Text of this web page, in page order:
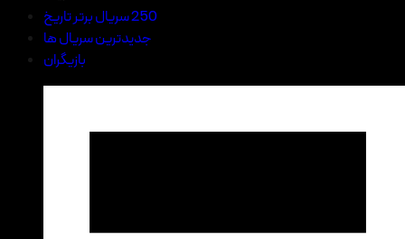
250 سریال برتر تاریخ
جدیدترین سریال ها
بازیگران